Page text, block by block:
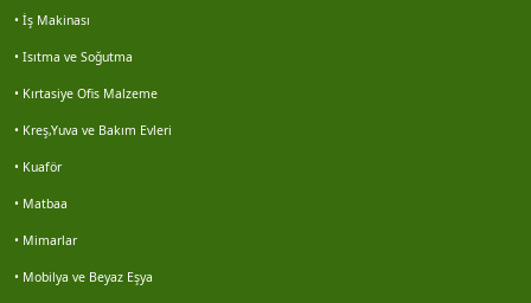
Erol avşar
Hüseyin muş
• İş Makinası
• Isıtma ve Soğutma
• Kırtasiye Ofis Malzeme
• Kreş,Yuva ve Bakım Evleri
• Kuaför
• Matbaa
• Mimarlar
• Mobilya ve Beyaz Eşya